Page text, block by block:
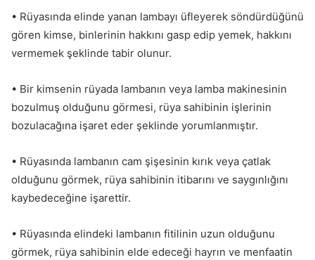
• Rüyasında elinde yanan lambayı üfleyerek söndürdüğünü
gören kimse, binlerinin hakkını gasp edip yemek, hakkını
vermemek şeklinde tabir olunur.
• Bir kimsenin rüyada lambanın veya lamba makinesinin
bozulmuş olduğunu görmesi, rüya sahibinin işlerinin
bozulacağına işaret eder şeklinde yorumlanmıştır.
• Rüyasında lambanın cam şişesinin kırık veya çatlak
olduğunu görmek, rüya sahibinin itibarını ve saygınlığını
kaybedeceğine işarettir.
• Rüyasında elindeki lambanın fitilinin uzun olduğunu
görmek, rüya sahibinin elde edeceği hayrın ve menfaatin